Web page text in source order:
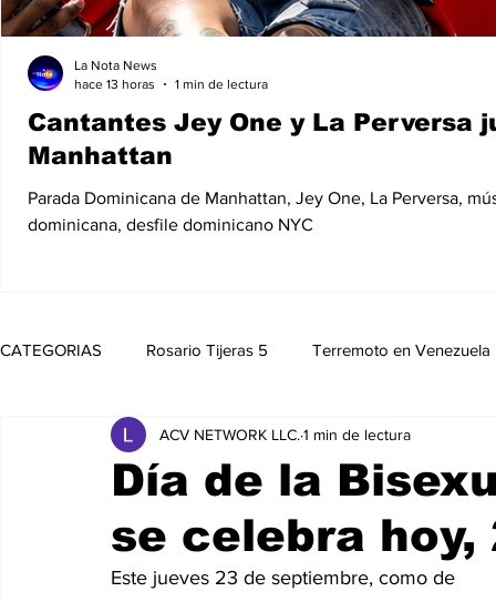
Cantantes Jey One y La Perversa
Manhattan
Parada Dominicana de Manhattan, Jey One, La Perversa,
dominicana, desfile dominicano NYC
La Nota News
hace 13 horas
1 min de lectura
CATEGORIAS Rosario Tijeras 5 Terremoto en Venezuela
Trump Regresa a La Casa Blanca Opinión
Entretenimiento MedioAmbiente
Día de la
se celebra
ACV NETWORK LLC. 1 min de lectura
Este jueves 23 de septiembre, como de